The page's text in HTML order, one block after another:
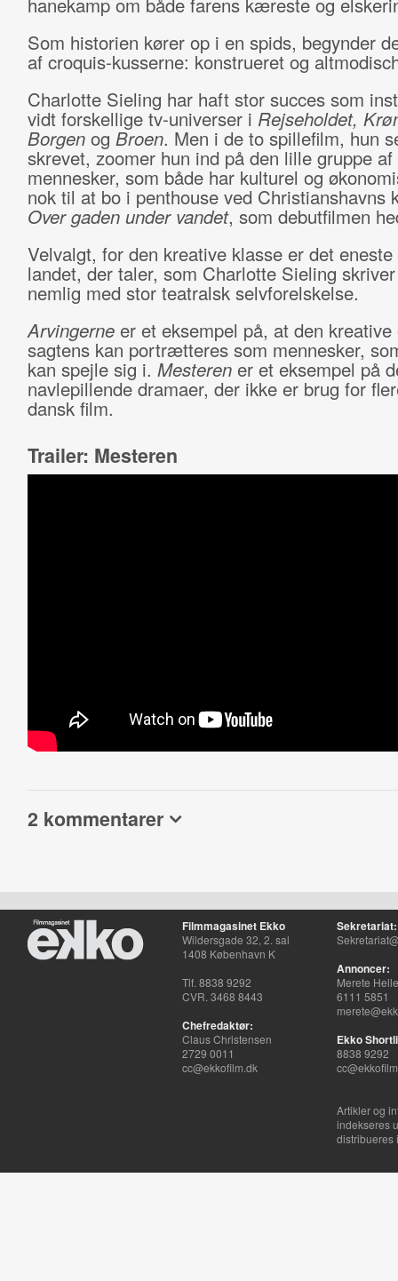
Som historien kører op i en spids, begynder
af croquis-kusserne: konstrueret og
Charlotte Sieling har haft stor succes som
vidt forskellige tv-universer i Rejseholdet,
Borgen og Broen. Men i de to spillefilm, hun
skrevet, zoomer hun ind på den lille gruppe af
mennesker, som både har kulturel og
nok til at bo i penthouse ved Christianshavns
Over gaden under vandet, som debutfilmen
Velvalgt, for den kreative klasse er det
landet, der taler, som Charlotte Sieling
nemlig med stor teatralsk selvforelskelse.
Arvingerneer et eksempel på, at den kreative
sagtens kan portrætteres som mennesker,
kan spejle sig i. Mesterener et eksempel på
navlepillende dramaer, der ikke er brug for
dansk film.
Trailer: Mesteren
2 kommentarer
Filmmagasinet Ekko
Wildersgade 32, 2. sal
1408 København K
Tlf. 8838 9292
CVR. 3468 8443
Chefredaktør:
Claus Christensen
2729 0011
cc@ekkofilm.dk
Sekretariat:
Annoncer:
Merete
6111 5851
Ekko
8838 9292
Artikler og
indekseres
distribueres